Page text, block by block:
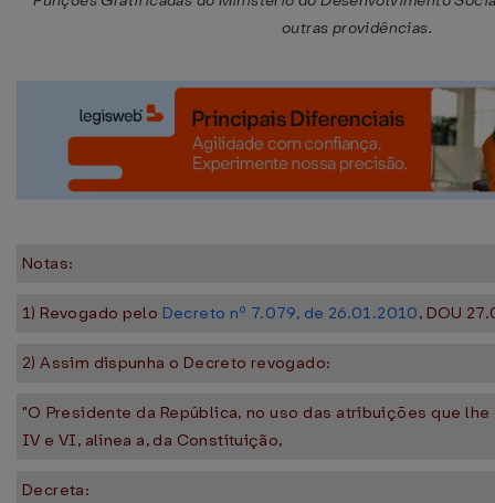
outras providências.
Notas:
1) Revogado pelo Decreto nº 7.079, de 26.01.2010, DOU
2) Assim dispunha o Decreto revogado:
"O Presidente da República, no uso das atribuições que
IV e VI, alínea a, da Constituição,
Decreta: